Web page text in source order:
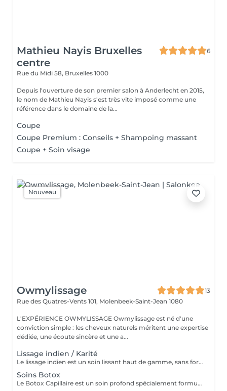
Mathieu Nayis Bruxelles
centre
6
Rue du Midi 58, Bruxelles 1000
Depuis l'ouverture de son premier salon à Anderlecht en 2015,
le nom de Mathieu Nayis s'est très vite imposé comme une
référence dans le domaine de la...
Coupe
Coupe Premium : Conseils + Shampoing massant
Coupe + Soin visage
Nouveau
Owmylissage
13
Rue des Quatres-Vents 101, Molenbeek-Saint-Jean 1080
L'EXPÉRIENCE OWMYLISSAGE Owmylissage est né d'une
conviction simple : les cheveux naturels méritent une expertise
dédiée, une écoute sincère et une a...
Lissage indien / Karité
Le lissage indien est un soin lissant haut de gamme, sans formol spécialement conçu pour les cheveux texturés, épais, bouclés, frisés ou difficiles à coiffer. Sa formule, enrichie en huile d’amla et en beurre de karité, nourrit intensément la fibre capillaire, apporte une hydratation profonde et aide à renforcer les cheveux. Grâce à ses actifs naturels, il favorise également un environnement sain pour la pousse des cheveux tout en réduisant les frisottis et la casse. Contrairement à un simple lissage, il agit comme un véritable soin réparateur. Les cheveux sont plus souples, brillants, faciles à démêler et à coiffer, tout en conservant un aspect naturel. Résultats : • Lissage durable de 6 à 8 mois avec un entretien adapté. • Réductiones frisottis. • Hydratation et nutrition en profondeur. • Cheveux plus forts, plus doux et plus brillants. • Facilite le coiffage au quotidien. • Idéal pour les cheveux texturés et difficiles à discipliner. Formule sans formol. Idéal pour : • Cheveux secs, sensibilisés, cassants ou déshydratés • Personnes recherchant un lissage accompagné d’un soin nourrissant
Soins Botox
Le Botox Capillaire est un soin profond spécialement formulé pour redonner vitalité, brillance et souplesse aux cheveux abîmés ou ternes. Enrichi en vitamines, acides aminés, et kératine, ce traitement régénère et répare la fibre capillaire en hydratant et lissant les cheveux de l'intérieur. Idéal pour réduire les frisottis, renforcer les cheveux fragilisés et leur apporter une douceur naturelle, Durée: 1, 2 mois